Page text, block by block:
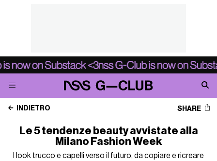
INDIETRO SHARE
Le 5 tendenze beauty avvistate alla
Milano Fashion Week
I look trucco e capelli verso il futuro, da copiare e ricreare